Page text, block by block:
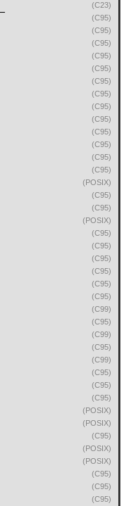
(C23)
(C95)
(C95)
(C95)
(C95)
(C95)
(C95)
(C95)
(C95)
(C95)
(C95)
(C95)
(C95)
(C95)
(POSIX)
(C95)
(C95)
(POSIX)
(C95)
(C95)
(C95)
(C95)
(C95)
(C95)
(C99)
(C95)
(C99)
(C95)
(C99)
(C95)
(C95)
(C95)
(POSIX)
(POSIX)
(C95)
(POSIX)
(POSIX)
(C95)
(C95)
(C95)